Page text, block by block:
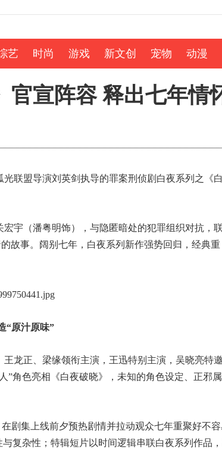
艺 时尚 游戏 新文创 宠物 动漫
官宣阵容 释出七年情
联盟导演刘英剑执导的罪案刑侦剧白夜系列之《
宇（潘粤明饰），与隐匿暗处的犯罪组织对抗，
故事。阔别七年，白夜系列新作强势回归，经典重
“原汁原味”
龙正、梁缘领衔主演，王迅特别主演，吴晓亮特
”角色亮相《白夜破晓》，未知的角色设定、正邪
剧集上线前夕预热剧情并拉动观众七年重聚好不容
复杂性；特辑短片以时间逻辑串联白夜系列作品